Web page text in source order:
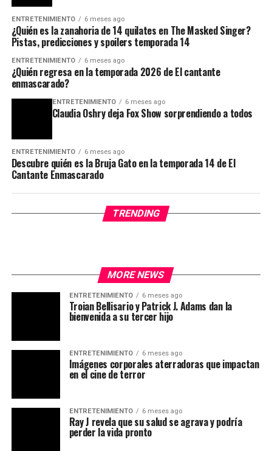
ENTRETENIMIENTO 6 meses ago
¿Quién es la zanahoria de 14 quilates en The Masked Singer?
Pistas, predicciones y spoilers temporada 14
ENTRETENIMIENTO 6 meses ago
¿Quién regresa en la temporada 2026 de El cantante
enmascarado?
ENTRETENIMIENTO 6 meses ago
Claudia Oshry deja Fox Show sorprendiendo a todos
ENTRETENIMIENTO 6 meses ago
Descubre quién es la Bruja Gato en la temporada 14 de El
Cantante Enmascarado
TRENDING
MORE NEWS
ENTRETENIMIENTO 6 meses ago
Troian Bellisario y Patrick J. Adams dan la
bienvenida a su tercer hijo
ENTRETENIMIENTO 6 meses ago
Imágenes corporales aterradoras que impactan
en el cine de terror
ENTRETENIMIENTO 6 meses ago
Ray J revela que su salud se agrava y podría
perder la vida pronto